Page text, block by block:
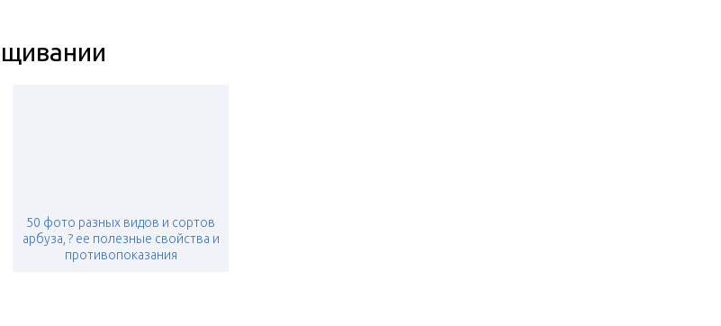
50 фото разных видов и сортов
арбуза, ? ее полезные свойства и
противопоказания